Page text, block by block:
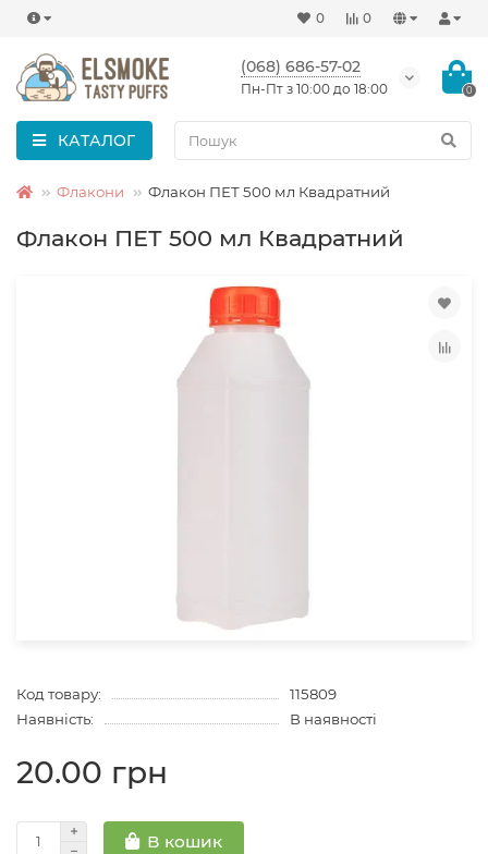
0
0
(068) 686-57-02
Пн-Пт з 10:00 до 18:00 0
КАТАЛОГ
Флакони Флакон ПЕТ 500 мл Квадратний
Флакон ПЕТ 500 мл Квадратний
Код товару:
115809
Наявність:
В наявності
20.00 грн
В кошик